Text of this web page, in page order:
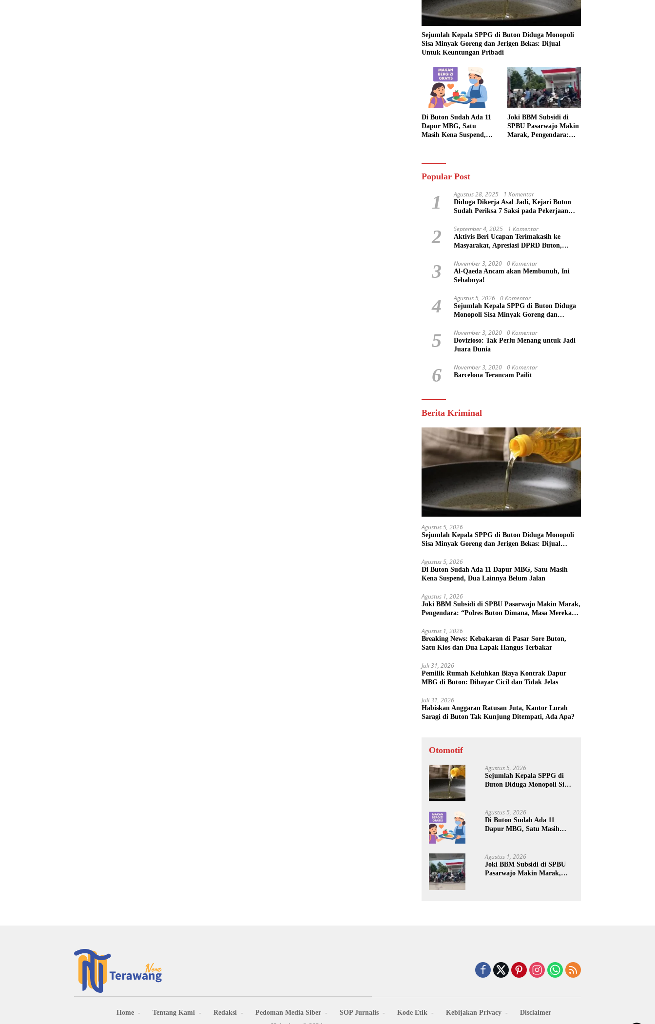
Sejumlah Kepala SPPG di Buton Diduga Monopoli
Sisa Minyak Goreng dan Jerigen Bekas: Dijual
Untuk Keuntungan Pribadi
Di Buton Sudah Ada 11
Dapur MBG, Satu
Masih Kena Suspend,
Joki BBM Subsidi di
SPBU Pasarwajo Makin
Marak, Pengendara:
Popular Post
1 Agustus 28, 2025 1 Komentar
Diduga Dikerja Asal Jadi, Kejari Buton
Sudah Periksa 7 Saksi pada Pekerjaan
Capai Rp 100 Juta Lebih
2 September 4, 2025 1 Komentar
Aktivis Beri Ucapan Terimakasih ke
Masyarakat, Apresiasi DPRD Buton,
3 November 3, 2020 0 Komentar
Al-Qaeda Ancam akan Membunuh, Ini
Sebabnya!
4 Agustus 5, 2026 0 Komentar
Sejumlah Kepala SPPG di Buton Diduga
Monopoli Sisa Minyak Goreng dan
Pribadi
5 November 3, 2020 0 Komentar
Dovizioso: Tak Perlu Menang untuk Jadi
Juara Dunia
6 November 3, 2020 0 Komentar
Barcelona Terancam Pailit
Berita Kriminal
Agustus 5, 2026
Sejumlah Kepala SPPG di Buton Diduga Monopoli
Sisa Minyak Goreng dan Jerigen Bekas: Dijual
Agustus 5, 2026
Di Buton Sudah Ada 11 Dapur MBG, Satu Masih
Kena Suspend, Dua Lainnya Belum Jalan
Agustus 1, 2026
Joki BBM Subsidi di SPBU Pasarwajo Makin Marak,
Pengendara: “Polres Buton Dimana, Masa Mereka
Agustus 1, 2026
Breaking News: Kebakaran di Pasar Sore Buton,
Satu Kios dan Dua Lapak Hangus Terbakar
Juli 31, 2026
Pemilik Rumah Keluhkan Biaya Kontrak Dapur
MBG di Buton: Dibayar Cicil dan Tidak Jelas
Juli 31, 2026
Habiskan Anggaran Ratusan Juta, Kantor Lurah
Saragi di Buton Tak Kunjung Ditempati, Ada Apa?
Otomotif
Agustus 5, 2026
Sejumlah Kepala SPPG di
Buton Diduga Monopoli Sisa
Keuntungan Pribadi
Agustus 5, 2026
Di Buton Sudah Ada 11
Dapur MBG, Satu Masih
Agustus 1, 2026
Joki BBM Subsidi di SPBU
Pasarwajo Makin Marak,
Home Tentang Kami Redaksi Pedoman Media Siber SOP Jurnalis Kode Etik Kebijakan Privacy
Disclaimer